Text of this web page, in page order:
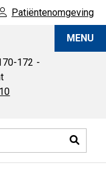
Patiëntenomgeving
172
MENU